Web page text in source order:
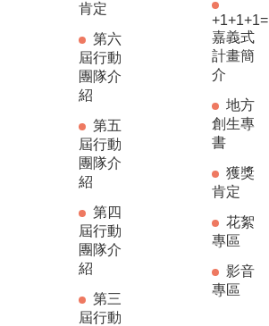
肯定
第六
屆行動
團隊介
紹
第五
屆行動
團隊介
紹
第四
屆行動
團隊介
紹
第三
屆行動
+1+1+1=
嘉義式
計畫簡
介
地方
創生專
書
獲獎
肯定
花絮
專區
影音
專區